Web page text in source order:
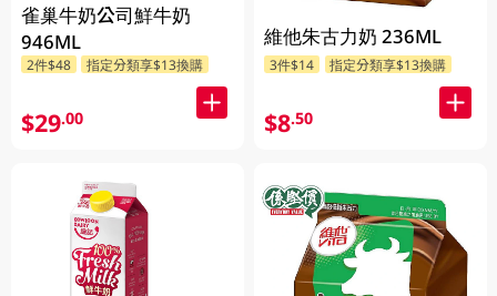
雀巢牛奶公司鮮牛奶
946ML
2件$48 指定分類享$13換購
$29.00
維他朱古力奶 236ML
3件$14 指定分類享$13換購
$8.50